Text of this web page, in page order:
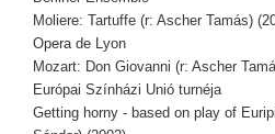
Moliere: Tartuffe (r: Ascher Tamás)
Opera de Lyon
Mozart: Don Giovanni (r: Ascher
Európai Színházi Unió turnéja
Getting horny - based on play of